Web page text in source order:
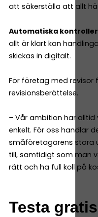
att säkerställa att allt
Automatiska
allt är klart kan
skickas in digitalt.
För företag med revisor
revisionsberättelse.
– Vår ambition har
enkelt. För oss handlar
småföretagarens stora
till, samtidigt som man
rätt och ha full koll på
Testa